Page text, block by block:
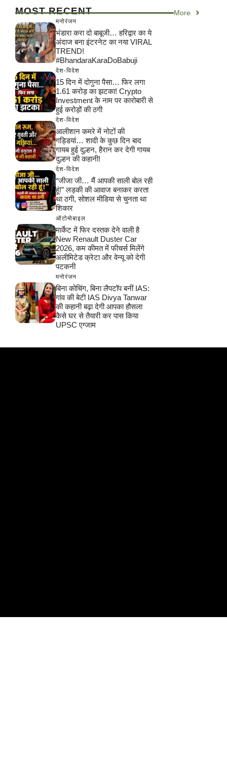
MOST RECENT More
मनोरंजन
भंडारा करा दो बाबूजी… हरिद्वार का ये
अंदाज बना इंटरनेट का नया VIRAL
TREND!
#BhandaraKaraDoBabuji
देश-विदेश
15 दिन में दोगुना पैसा… फिर लगा
1.61 करोड़ का झटका! Crypto
Investment के नाम पर कारोबारी से
हुई करोड़ों की ठगी
देश-विदेश
आलीशान कमरे में नोटों की
गड्डियां… शादी के कुछ दिन बाद
गायब हुई दुल्हन, हैरान कर देगी गायब
दुल्हन की कहानी!
देश-विदेश
“जीजा जी… मैं आपकी साली बोल रही
हूं!” लड़की की आवाज बनाकर करता
था ठगी, सोशल मीडिया से चुनता था
शिकार
ऑटोमोबाइल
मार्केट में फिर दस्तक देने वाली है
New Renault Duster Car
2026, कम कीमत में फीचर्स मिलेंगे
अलीमिटेड क्रेटा और वेन्यू को देगी
पटकनी
मनोरंजन
बिना कोचिंग, बिना लैपटॉप बनीं IAS:
गांव की बेटी IAS Divya Tanwar
की कहानी बढ़ा देगी आपका हौसला
कैसे घर से तैयारी कर पास किया
UPSC एग्जाम